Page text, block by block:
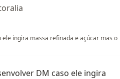
ingira massa refinada e açúcar mas o
DM caso ele ingira